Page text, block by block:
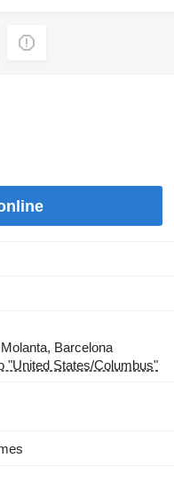
Barcelona
"United States/Columbus"